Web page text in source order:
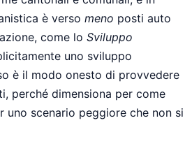
è verso meno posti auto
come lo Sviluppo
uno sviluppo
è il modo onesto di provvedere
perché dimensiona per come
scenario peggiore che non si